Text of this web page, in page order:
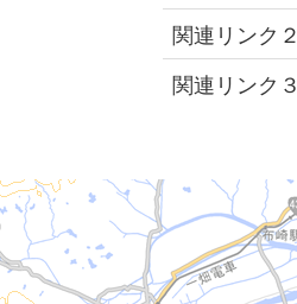
関連リンク２
関連リンク３